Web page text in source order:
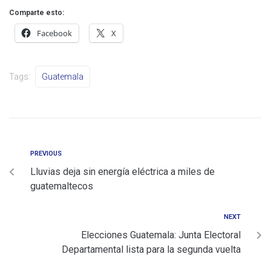
Comparte esto:
Facebook X
Tags: Guatemala
PREVIOUS
Lluvias deja sin energía eléctrica a miles de
guatemaltecos
NEXT
Elecciones Guatemala: Junta Electoral
Departamental lista para la segunda vuelta